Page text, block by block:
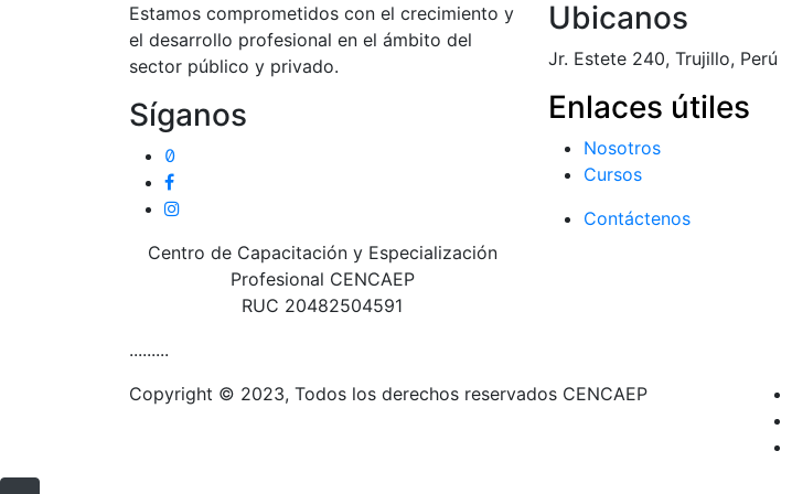
Estamos comprometidos con el crecimiento y
el desarrollo profesional en el ámbito del
sector público y privado.
Síganos
Centro de Capacitación y Especialización
Profesional CENCAEP
RUC 20482504591
.........
Ubicanos
Jr. Estete 240, Trujillo, Perú
Enlaces útiles
Nosotros
Cursos
Contáctenos
Copyright © 2023, Todos los derechos reservados CENCAEP